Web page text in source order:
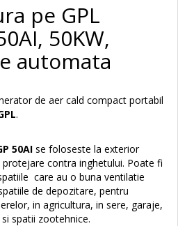
pe GPL
50KW,
automata
de aer cald compact portabil
.
50AI se foloseste la exterior
contra inghetului. Poate fi
care au o buna ventilatie
de depozitare, pentru
in agricultura, in sere, garaje,
spatii zootehnice.